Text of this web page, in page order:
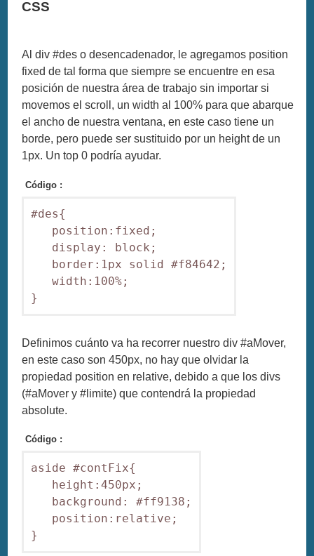
CSS
Al div #des o desencadenador, le agregamos position
fixed de tal forma que siempre se encuentre en esa
posición de nuestra área de trabajo sin importar si
movemos el scroll, un width al 100% para que abarque
el ancho de nuestra ventana, en este caso tiene un
borde, pero puede ser sustituido por un height de un
1px. Un top 0 podría ayudar.
Código :
#des{
position:fixed;
display: block;
border:1px solid #f84642;
width:100%;
Definimos cuánto va ha recorrer nuestro div #aMover,
en este caso son 450px, no hay que olvidar la
propiedad position en relative, debido a que los divs
(#aMover y #limite) que contendrá la propiedad
absolute.
Código :
aside #contFix{
height:450px;
background: #ff9138;
position:relative;